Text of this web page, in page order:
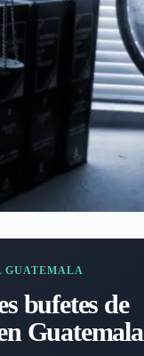
GUATEMALA
bufetes de
Guatemala